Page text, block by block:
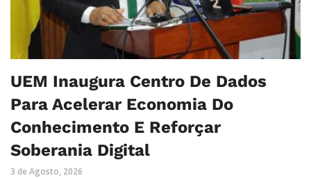
UEM Inaugura Centro De Dados
Para Acelerar Economia Do
Conhecimento E Reforçar
Soberania Digital
3 de Agosto, 2026